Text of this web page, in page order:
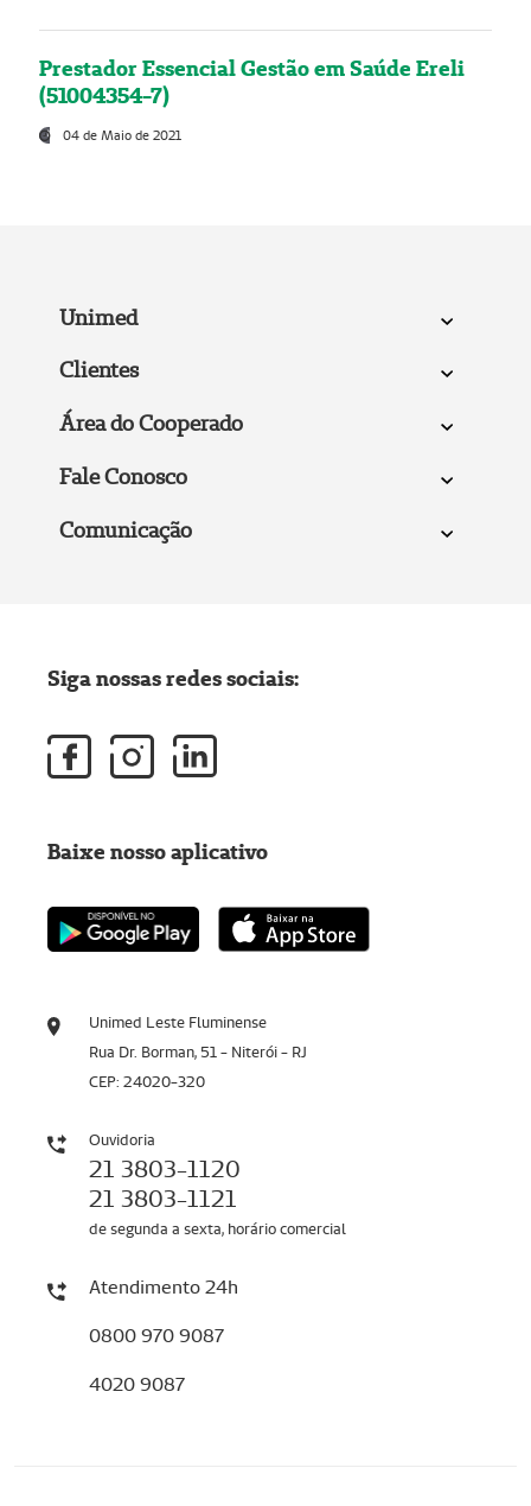
Prestador Essencial Gestão em Saúde Ereli
(51004354-7)
04 de Maio de 2021
Unimed
Clientes
Área do Cooperado
Fale Conosco
Comunicação
Unimed Leste Fluminense
Rua Dr. Borman, 51 - Niterói - RJ
CEP: 24020-320
Ouvidoria
21 3803-1120
21 3803-1121
de segunda a sexta, horário comercial
Atendimento 24h
0800 970 9087
4020 9087
Siga nossas redes sociais:
Baixe nosso aplicativo